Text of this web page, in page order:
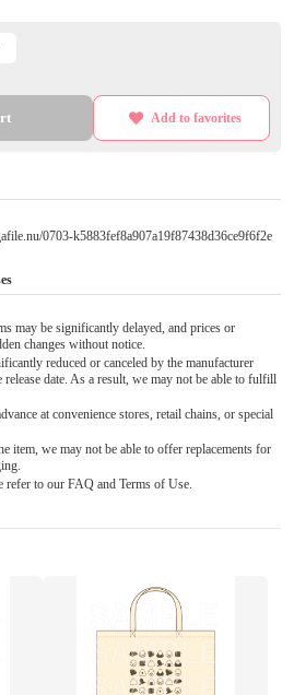
Add to favorites
0703-k5883fef8a907a19f87438d36ce9f6f2e
may be significantly delayed, and prices or
changes without notice.
reduced or canceled by the manufacturer
date. As a result, we may not be able to fulfill
at convenience stores, retail chains, or special
item, we may not be able to offer replacements for
to our FAQ and Terms of Use.